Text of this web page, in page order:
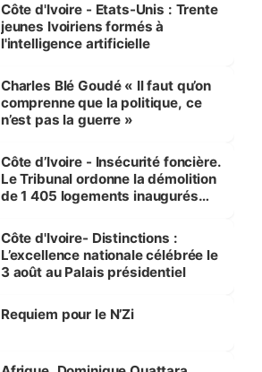
Côte d'Ivoire - Etats-Unis : Trente
jeunes Ivoiriens formés à
l'intelligence artificielle
Charles Blé Goudé « Il faut qu’on
comprenne que la politique, ce
n’est pas la guerre »
Côte d’Ivoire - Insécurité foncière.
Le Tribunal ordonne la démolition
de 1 405 logements inaugurés
Bassam
Côte d'Ivoire- Distinctions :
L’excellence nationale célébrée le
3 août au Palais présidentiel
Requiem pour le N’Zi